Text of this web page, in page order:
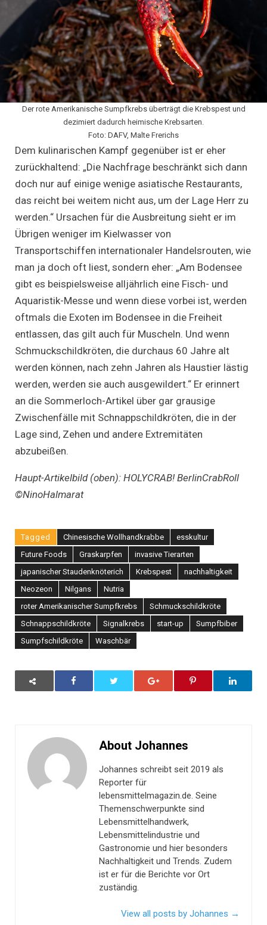
Der rote Amerikanische Sumpfkrebs überträgt die Krebspest und
dezimiert dadurch heimische Krebsarten.
Foto: DAFV, Malte Frerichs
Dem kulinarischen Kampf gegenüber ist er eher
zurückhaltend: „Die Nachfrage beschränkt sich dann
doch nur auf einige wenige asiatische Restaurants,
das reicht bei weitem nicht aus, um der Lage Herr zu
werden.“ Ursachen für die Ausbreitung sieht er im
Übrigen weniger im Kielwasser von
Transportschiffen internationaler Handelsrouten, wie
man ja doch oft liest, sondern eher: „Am Bodensee
gibt es beispielsweise alljährlich eine Fisch- und
Aquaristik-Messe und wenn diese vorbei ist, werden
oftmals die Exoten im Bodensee in die Freiheit
entlassen, das gilt auch für Muscheln. Und wenn
Schmuckschildkröten, die durchaus 60 Jahre alt
werden können, nach zehn Jahren als Haustier lästig
werden, werden sie auch ausgewildert.“ Er erinnert
an die Sommerloch-Artikel über gar grausige
Zwischenfälle mit Schnappschildkröten, die in der
Lage sind, Zehen und andere Extremitäten
abzubeißen.
Haupt-Artikelbild (oben): HOLYCRAB! BerlinCrabRoll
©NinoHalmarat
Tagged Chinesische Wollhandkrabbe
esskultur
Future Foods
Graskarpfen
invasive Tierarten
japanischer Staudenknöterich
Krebspest
nachhaltigkeit
Neozeon
Nilgans
Nutria
roter Amerikanischer Sumpfkrebs
Schmuckschildkröte
Schnappschildkröte
Signalkrebs start-up
Sumpfbiber
Sumpfschildkröte
Waschbär
About Johannes
Johannes schreibt seit 2019 als
Reporter für
lebensmittelmagazin.de. Seine
Themenschwerpunkte sind
Lebensmittelhandwerk,
Lebensmittelindustrie und
Gastronomie und hier besonders
Nachhaltigkeit und Trends. Zudem
ist er für die Berichte vor Ort
zuständig.
View all posts by Johannes →